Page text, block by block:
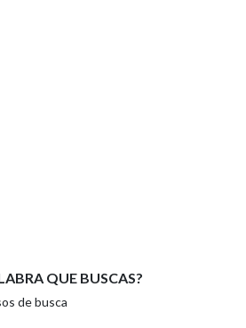
da política de
aparece na imaxe:
QUE BUSCAS?
de busca